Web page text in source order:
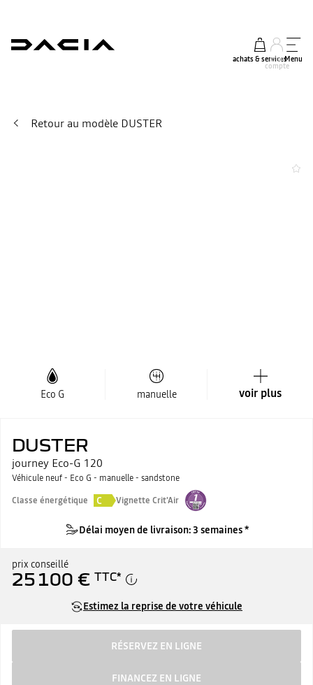
achats & services
mon
compte
Menu
Retour au modèle DUSTER
Eco G manuelle voir plus
DUSTER
journey Eco-G 120
Véhicule neuf - Eco G - manuelle - sandstone
Classe énergétique
C Vignette Crit'Air
Délai moyen de livraison: 3 semaines *
prix conseillé
25 100 € TTC*
Estimez la reprise de votre véhicule
RÉSERVEZ EN LIGNE
FINANCEZ EN LIGNE